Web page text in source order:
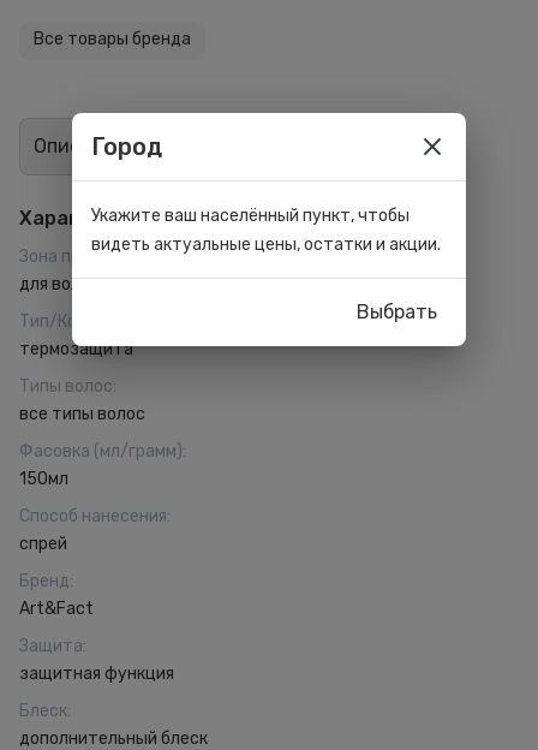
Все товары бренда
Описание Отзывы
Характеристики
Зона применения:
для волос
Тип/Консистенция
термозащита
Типы волос:
все типы волос
Фасовка (мл/грамм):
150мл
Способ нанесения:
спрей
Бренд:
Art&Fact
Защита:
защитная функция
Блеск:
дополнительный блеск
Город
Укажите ваш населённый пункт, чтобы
видеть актуальные цены, остатки и акции.
Выбрать